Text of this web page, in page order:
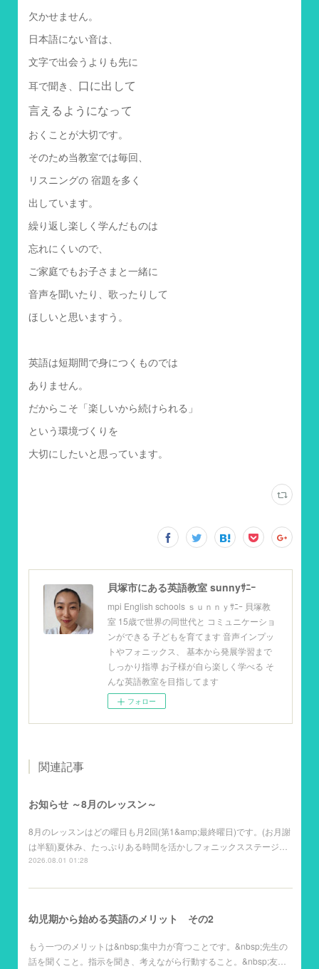
欠かせません。
日本語にない音は、
文字で出会うよりも先に
耳で聞き、 口に出して
言えるようになって
おくことが大切です。
そのため当教室では毎回、
リスニングの 宿題を多く
出しています。
繰り返し楽しく学んだものは
忘れにくいので、
ご家庭でもお子さまと一緒に
音声を聞いたり、歌ったりして
ほしいと思いますう。
英語は短期間で身につくものでは
ありません。
だからこそ「楽しいから続けられる」
という環境づくりを
大切にしたいと思っています。
貝塚市にある英語教室 sunnyｻﾆｰ
mpi English schools ｓｕｎｎｙｻﾆｰ 貝塚教
室 15歳で世界の同世代と コミュニケーショ
ンができる 子どもを育てます 音声インプッ
トやフォニックス、 基本から発展学習まで
しっかり指導 お子様が自ら楽しく学べる そ
んな英語教室を目指してます
フォロー
関連記事
お知らせ ～8月のレッスン～
8月のレッスンはどの曜日も月2回(第1&amp;最終曜日)です。(お月謝
は半額)夏休み、たっぷりある時間を活かしフォニックスステージ…
2026.08.01 01:28
幼児期から始める英語のメリット その2
もう一つのメリットは&nbsp;集中力が育つことです。&nbsp;先生の
話を聞くこと。指示を聞き、考えながら行動すること。&nbsp;友…